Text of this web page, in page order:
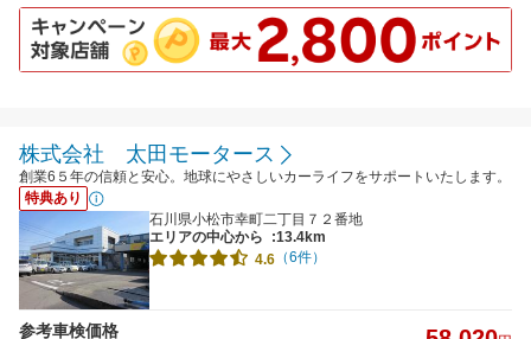
株式会社 太田モータース
創業6５年の信頼と安心。地球にやさしいカーライフをサポートいたします。
特典あり
石川県小松市幸町二丁目７２番地
エリアの中心から
:13.4km
4.6 （6件）
参考車検価格